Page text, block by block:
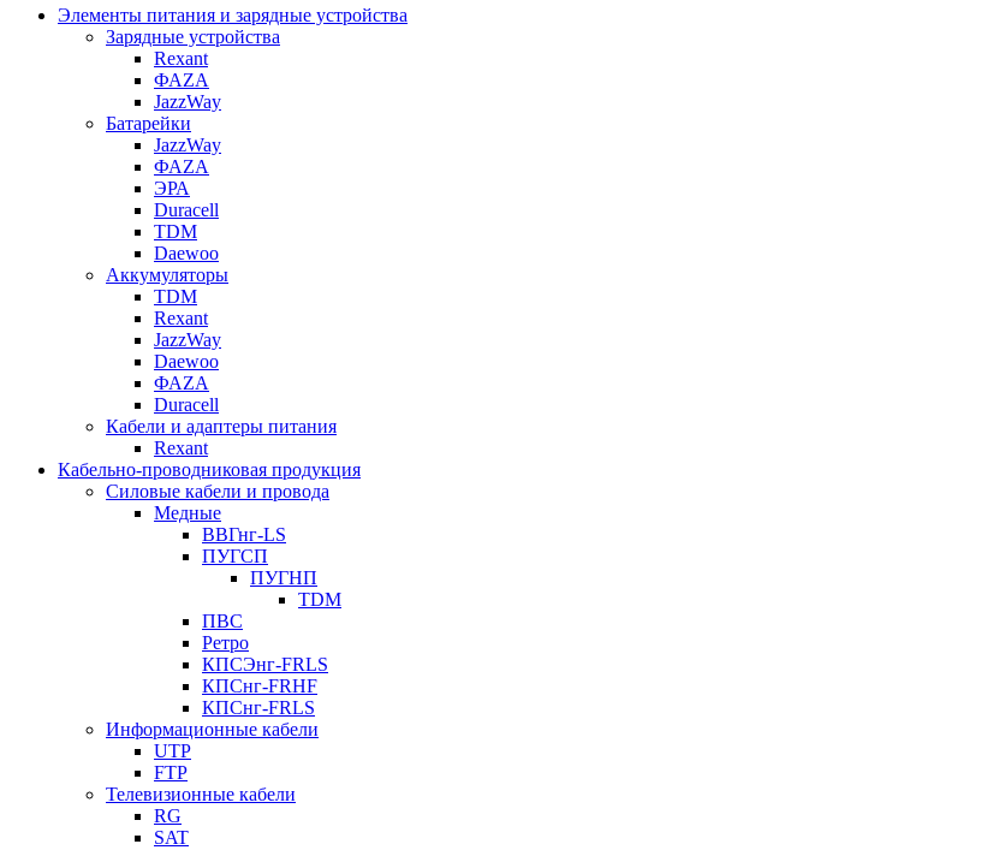
Элементы питания и зарядные устройства
Зарядные устройства
Rexant
ФАZА
JazzWay
Батарейки
JazzWay
ФАZА
ЭРА
Duracell
TDM
Daewoo
Аккумуляторы
TDM
Rexant
JazzWay
Daewoo
ФАZА
Duracell
Кабели и адаптеры питания
Rexant
Кабельно-проводниковая продукция
Силовые кабели и провода
Медные
ВВГнг-LS
ПУГСП
ПУГНП
TDM
ПВС
Ретро
КПСЭнг-FRLS
КПСнг-FRHF
КПСнг-FRLS
Информационные кабели
UTP
FTP
Телевизионные кабели
RG
SAT